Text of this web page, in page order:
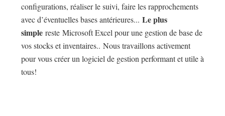
configurations, réaliser le suivi, faire les rapprochements
avec d’éventuelles bases antérieures... Le plus
simple reste Microsoft Excel pour une gestion de base de
vos stocks et inventaires.. Nous travaillons activement
pour vous créer un logiciel de gestion performant et utile à
tous!